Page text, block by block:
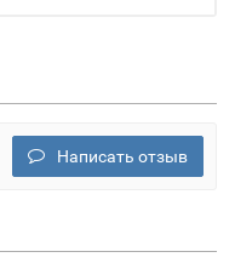
Написать отзыв